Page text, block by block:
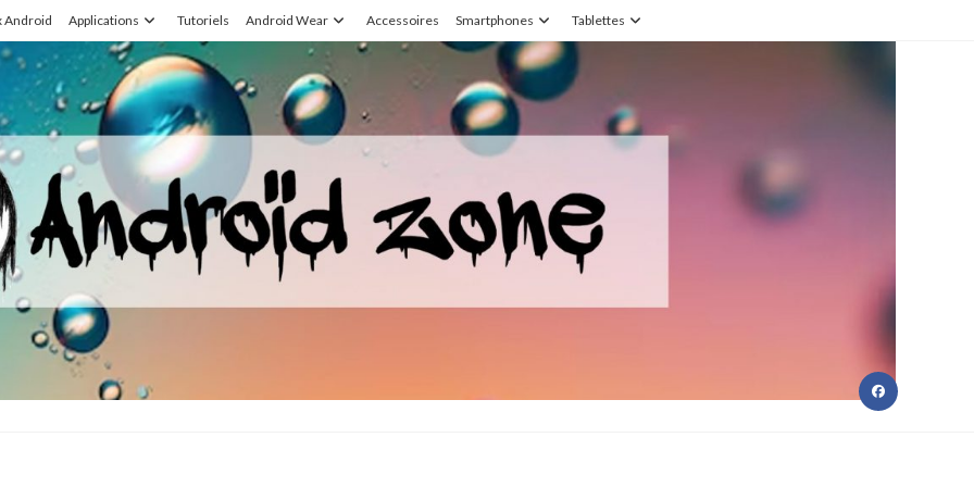
Android Applications Tutoriels Android Wear Accessoires Smartphones Tablettes